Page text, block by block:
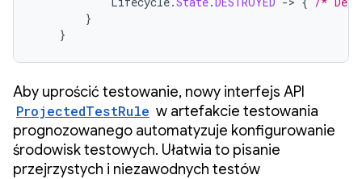
}
}
Aby uprościć testowanie, nowy interfejs API
ProjectedTestRule w artefakcie testowania
prognozowanego automatyzuje konfigurowanie
środowisk testowych. Ułatwia to pisanie
przejrzystych i niezawodnych testów